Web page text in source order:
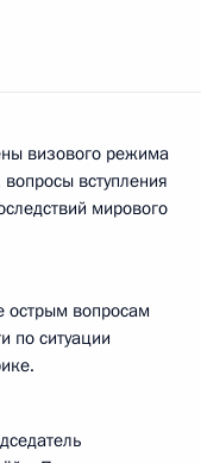
визового режима
вступления
мирового
острым вопросам
по ситуации